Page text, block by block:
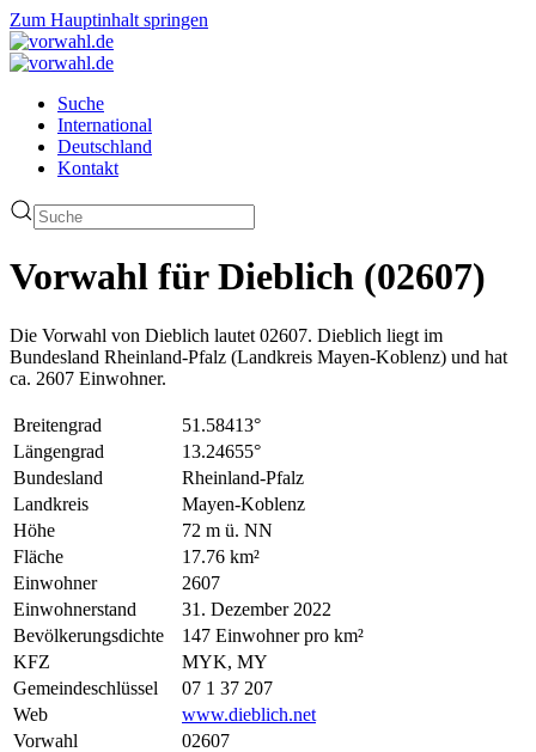
Zum Hauptinhalt springen
Suche
International
Deutschland
Kontakt
Vorwahl für Dieblich (02607)
Die Vorwahl von Dieblich lautet 02607. Dieblich liegt im
Bundesland Rheinland-Pfalz (Landkreis Mayen-Koblenz) und hat
ca. 2607 Einwohner.
Breitengrad
51.58413°
Längengrad
13.24655°
Bundesland
Rheinland-Pfalz
Landkreis
Mayen-Koblenz
Höhe
72 m ü. NN
Fläche
17.76 km²
Einwohner
2607
Einwohnerstand
31. Dezember 2022
Bevölkerungsdichte
147 Einwohner pro km²
KFZ
MYK, MY
Gemeindeschlüssel
07 1 37 207
Web
www.dieblich.net
Vorwahl
02607